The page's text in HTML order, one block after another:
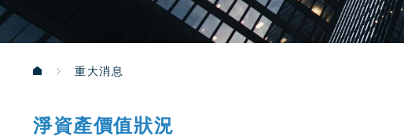
重大消息
淨資產價值狀況